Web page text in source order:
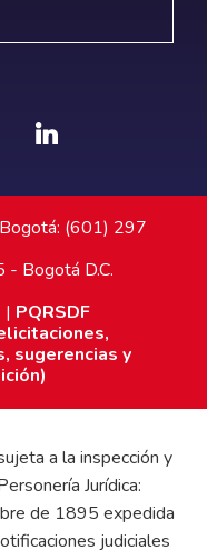
(601) 297
- Bogotá D.C.
| PQRSDF
sugerencias y
a la inspección y
Jurídica:
de 1895 expedida
judiciales